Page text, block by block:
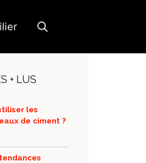
+ LUS
les
de ciment ?